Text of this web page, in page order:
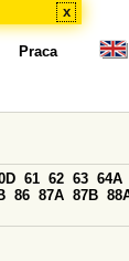
x
Praca
61 62 63 64A
86 87A 87B